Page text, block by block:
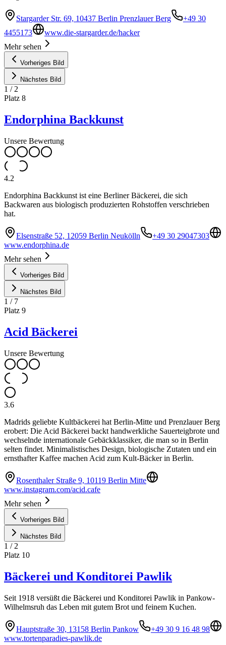
Stargarder Str. 69, 10437 Berlin Prenzlauer Berg
+49 30
4455173
www.die-stargarder.de/hacker
Mehr sehen
Vorheriges Bild
Nächstes Bild
1 / 2
Platz 8
Endorphina Backkunst
Unsere Bewertung
4.2
Endorphina Backkunst ist eine Berliner Bäckerei, die sich
Backwaren aus biologisch produzierten Rohstoffen verschrieben
hat.
Elsenstraße 52, 12059 Berlin Neukölln
+49 30 29047303
www.endorphina.de
Mehr sehen
Vorheriges Bild
Nächstes Bild
1 / 7
Platz 9
Acid Bäckerei
Unsere Bewertung
3.6
Madrids geliebte Kultbäckerei hat Berlin-Mitte und Prenzlauer Berg
erobert: Die Acid Bäckerei backt handwerkliche Sauerteigbrote und
wechselnde internationale Gebäckklassiker, die man so in Berlin
selten findet. Minimalistisches Design, biologische Zutaten und ein
ernsthafter Kaffee machen Acid zum Kult-Bäcker in Berlin.
Rosenthaler Straße 9, 10119 Berlin Mitte
www.instagram.com/acid.cafe
Mehr sehen
Vorheriges Bild
Nächstes Bild
1 / 2
Platz 10
Bäckerei und Konditorei Pawlik
Seit 1918 versüßt die Bäckerei und Konditorei Pawlik in Pankow-
Wilhelmsruh das Leben mit gutem Brot und feinem Kuchen.
Hauptstraße 30, 13158 Berlin Pankow
+49 30 9 16 48 98
www.tortenparadies-pawlik.de